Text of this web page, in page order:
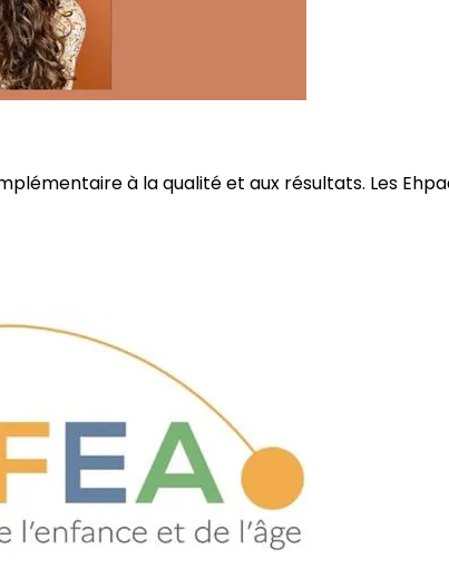
à la qualité et aux résultats. Les